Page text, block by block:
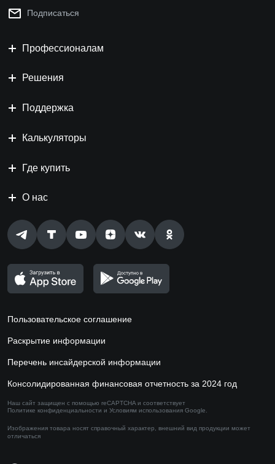
Подписаться
Профессионалам
Решения
Поддержка
Калькуляторы
Где купить
О нас
Пользовательское соглашение
Раскрытие информации
Перечень инсайдерской информации
Консолидированная финансовая отчетность за 2024 год
Наш сайт защищен с помощью reCAPTCHA и соответствует
Политике конфиденциальности и Условиям использования Google.
Изображения товара носят справочный характер, внешний вид продукции может
отличаться